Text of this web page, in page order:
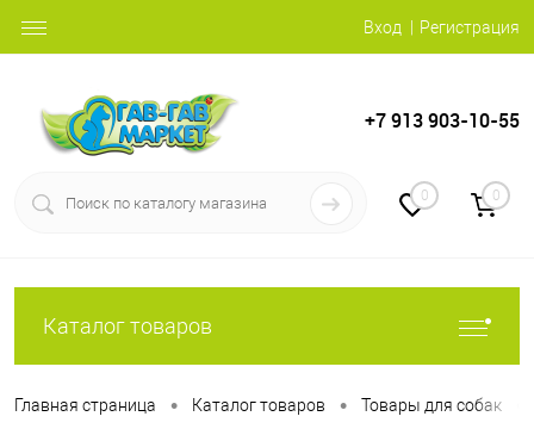
Вход Регистрация
+7 913 903-10-55
0 0
Каталог товаров
Главная страница • Каталог товаров • Товары для собак